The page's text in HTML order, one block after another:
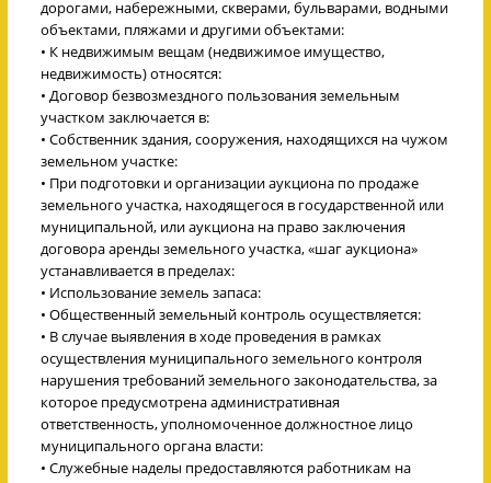
дорогами, набережными, скверами, бульварами, водными
объектами, пляжами и другими объектами:
• К недвижимым вещам (недвижимое имущество,
недвижимость) относятся:
• Договор безвозмездного пользования земельным
участком заключается в:
• Собственник здания, сооружения, находящихся на чужом
земельном участке:
• При подготовки и организации аукциона по продаже
земельного участка, находящегося в государственной или
муниципальной, или аукциона на право заключения
договора аренды земельного участка, «шаг аукциона»
устанавливается в пределах:
• Использование земель запаса:
• Общественный земельный контроль осуществляется:
• В случае выявления в ходе проведения в рамках
осуществления муниципального земельного контроля
нарушения требований земельного законодательства, за
которое предусмотрена административная
ответственность, уполномоченное должностное лицо
муниципального органа власти:
• Служебные наделы предоставляются работникам на